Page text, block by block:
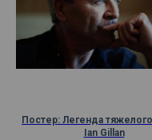
Постер: Легенда
Ian Gillan